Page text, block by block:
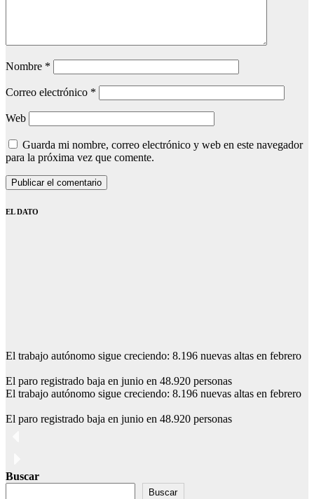
Nombre *
Correo electrónico *
Web
Guarda mi nombre, correo electrónico y web en este navegador
para la próxima vez que comente.
EL DATO
El trabajo autónomo sigue creciendo: 8.196 nuevas altas en febrero
El paro registrado baja en junio en 48.920 personas
El trabajo autónomo sigue creciendo: 8.196 nuevas altas en febrero
El paro registrado baja en junio en 48.920 personas
Buscar
Buscar